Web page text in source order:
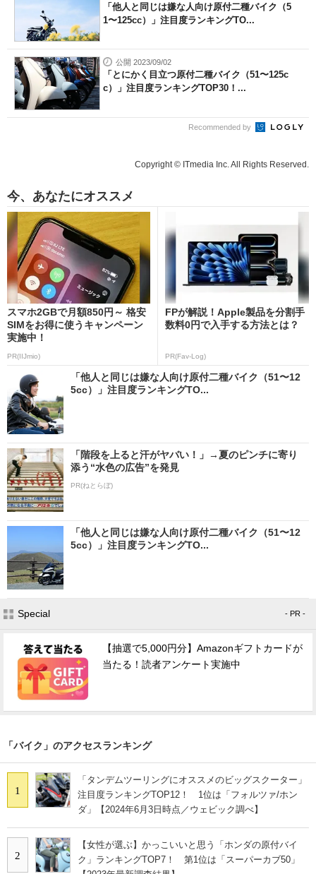
「他人と同じは嫌な人向け原付二種バイク（5
1〜125cc）」注目度ランキングTO...
公開 2023/09/02
「とにかく目立つ原付二種バイク（51〜125c
c）」注目度ランキングTOP30！...
Recommended by
Copyright © ITmedia Inc. All Rights Reserved.
今、あなたにオススメ
スマホ2GBで月額850円～ 格安
SIMをお得に使うキャンペーン
実施中！
PR(IIJmio)
FPが解説！Apple製品を分割手
数料0円で入手する方法とは？
PR(Fav-Log)
「他人と同じは嫌な人向け原付二種バイク（51〜12
5cc）」注目度ランキングTO...
「階段を上ると汗がヤバい！」→夏のピンチに寄り
添う“水色の広告”を発見
PR(ねとらぼ)
「他人と同じは嫌な人向け原付二種バイク（51〜12
5cc）」注目度ランキングTO...
Special - PR -
【抽選で5,000円分】Amazonギフトカードが
当たる！読者アンケート実施中
「バイク」のアクセスランキング
1
「タンデムツーリングにオススメのビッグスクーター」
注目度ランキングTOP12！ 1位は「フォルツァ/ホン
ダ」【2024年6月3日時点／ウェビック調べ】
2
【女性が選ぶ】かっこいいと思う「ホンダの原付バイ
ク」ランキングTOP7！ 第1位は「スーパーカブ50」